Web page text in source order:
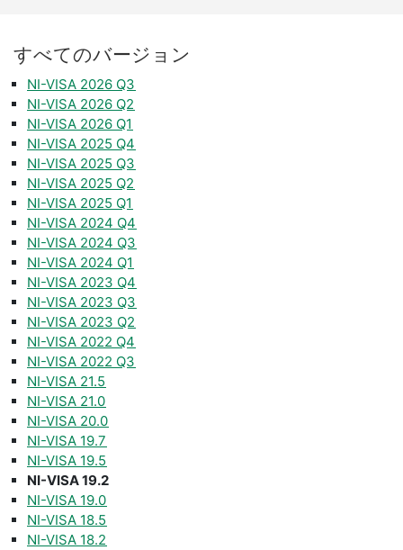
すべてのバージョン
NI-VISA 2026 Q3
NI-VISA 2026 Q2
NI-VISA 2026 Q1
NI-VISA 2025 Q4
NI-VISA 2025 Q3
NI-VISA 2025 Q2
NI-VISA 2025 Q1
NI-VISA 2024 Q4
NI-VISA 2024 Q3
NI-VISA 2024 Q1
NI-VISA 2023 Q4
NI-VISA 2023 Q3
NI-VISA 2023 Q2
NI-VISA 2022 Q4
NI-VISA 2022 Q3
NI-VISA 21.5
NI-VISA 21.0
NI-VISA 20.0
NI-VISA 19.7
NI-VISA 19.5
NI-VISA 19.2
NI-VISA 19.0
NI-VISA 18.5
NI-VISA 18.2